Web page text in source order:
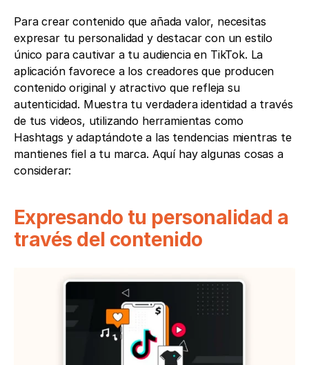
Para crear contenido que añada valor, necesitas
expresar tu personalidad y destacar con un estilo
único para cautivar a tu audiencia en TikTok. La
aplicación favorece a los creadores que producen
contenido original y atractivo que refleja su
autenticidad. Muestra tu verdadera identidad a través
de tus videos, utilizando herramientas como
Hashtags y adaptándote a las tendencias mientras te
mantienes fiel a tu marca. Aquí hay algunas cosas a
considerar:
Expresando tu personalidad a
través del contenido